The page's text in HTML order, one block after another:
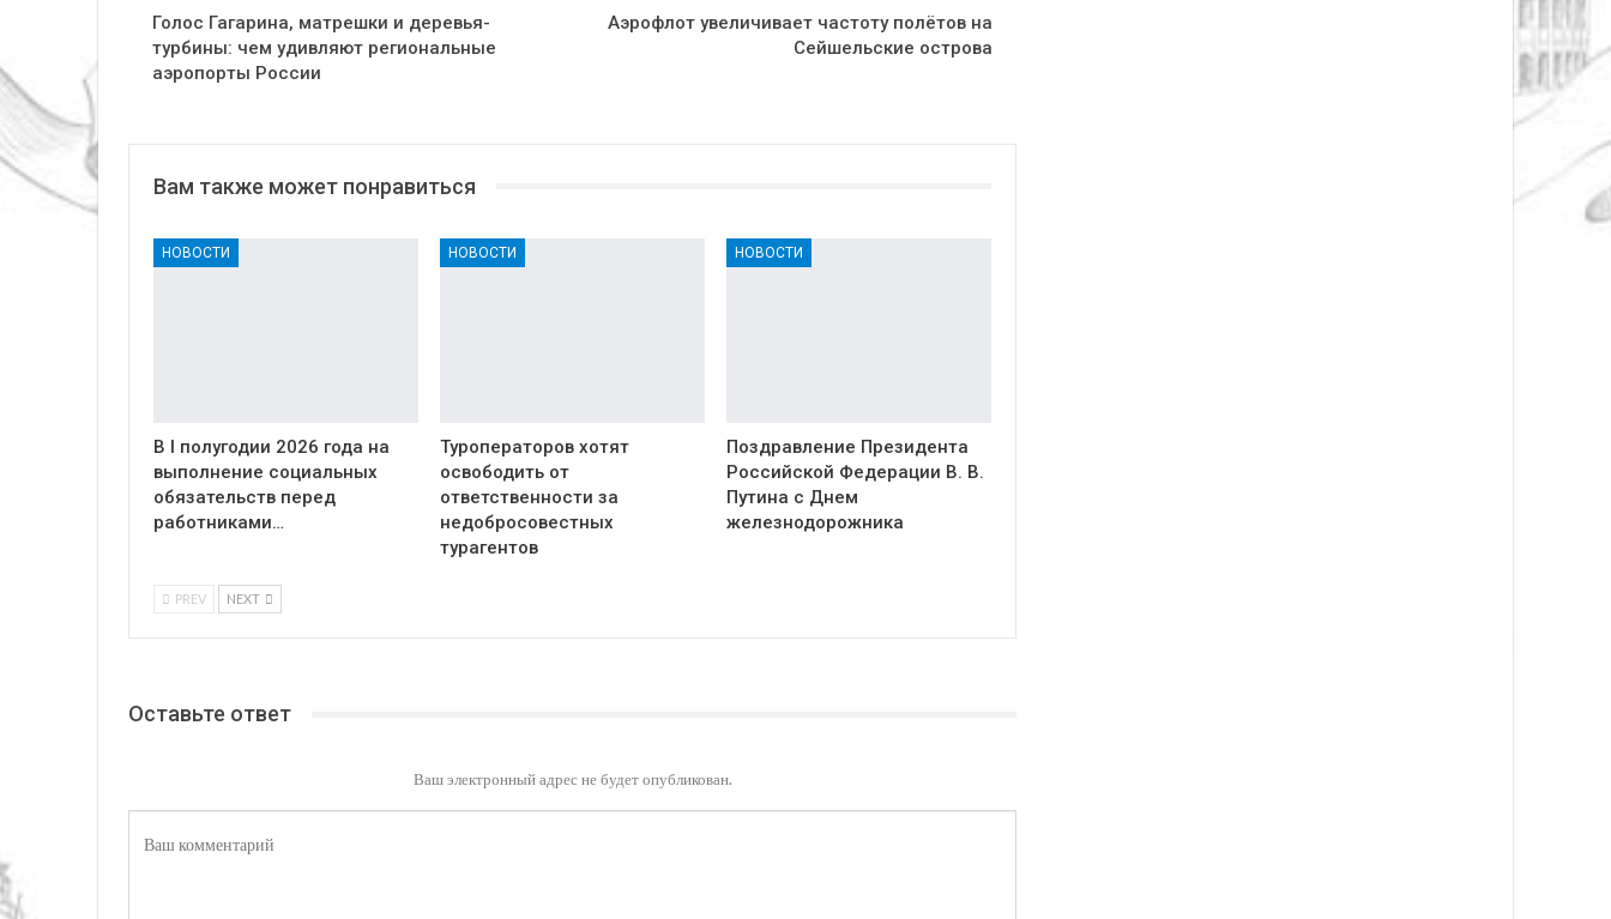
Голос Гагарина, матрешки и деревья-
турбины: чем удивляют региональные
аэропорты России
Аэрофлот увеличивает частоту полётов на
Сейшельские острова
Вам также может понравиться
НОВОСТИ
В I полугодии 2026 года на
выполнение социальных
обязательств перед
работниками…
НОВОСТИ
Туроператоров хотят
освободить от
ответственности за
недобросовестных
турагентов
НОВОСТИ
Поздравление Президента
Российской Федерации В. В.
Путина с Днем
железнодорожника
PREV NEXT
Оставьте ответ
Ваш электронный адрес не будет опубликован.